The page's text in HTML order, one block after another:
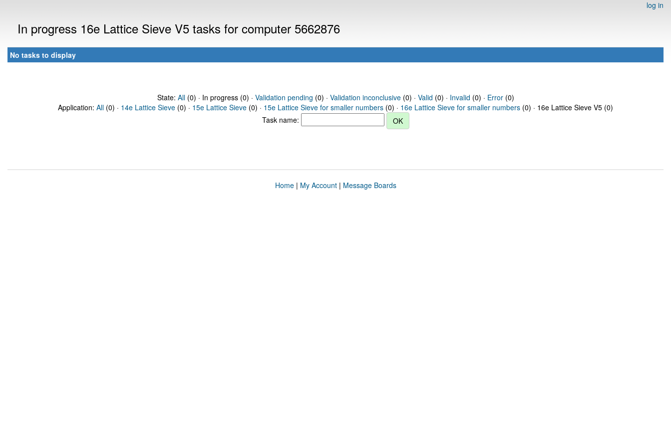
log in
In progress 16e Lattice Sieve V5 tasks for computer 5662876
No tasks to display
State: All(0) · In progress (0) · Validation pending (0) · Validation inconclusive(0) · Valid (0) · Invalid (0) · Error(0)
Application: All (0) · 14e Lattice Sieve (0) · 15e Lattice Sieve (0) · 15e Lattice Sieve for smaller numbers (0) · 16e Lattice Sieve for smaller numbers (0) · 16e Lattice Sieve V5 (0)
Task name:
Home| My Account| Message Boards